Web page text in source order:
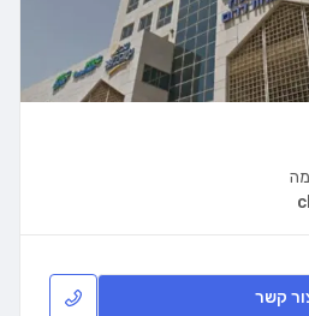
קשר